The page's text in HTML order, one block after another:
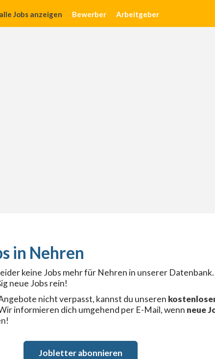
alle Jobs anzeigen Bewerber Arbeitgeber
Nehren
keine Jobs mehr für Nehren in unserer Datenbank.
neue Jobs rein!
nicht verpasst, kannst du unseren
informieren dich umgehend per E-Mail, wenn neue
Jobletter abonnieren